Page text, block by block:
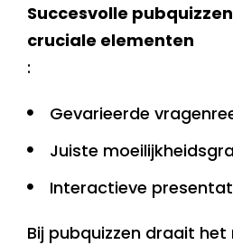
Succesvolle
cruciale elementen
:
Gevarieerde
Juiste
Interactieve
Bij pubquizzen draait